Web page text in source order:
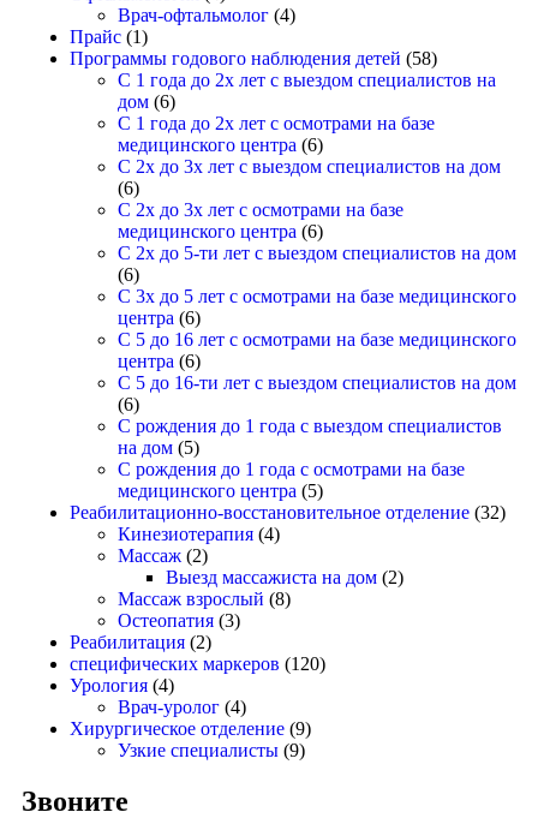
Врач-офтальмолог (4)
Прайс (1)
Программы годового наблюдения детей (58)
С 1 года до 2х лет с выездом специалистов на
дом (6)
С 1 года до 2х лет с осмотрами на базе
медицинского центра (6)
С 2х до 3х лет с выездом специалистов на дом
(6)
С 2х до 3х лет с осмотрами на базе
медицинского центра (6)
С 2х до 5-ти лет с выездом специалистов на дом
(6)
С 3х до 5 лет с осмотрами на базе медицинского
центра (6)
С 5 до 16 лет с осмотрами на базе медицинского
центра (6)
С 5 до 16-ти лет с выездом специалистов на дом
(6)
С рождения до 1 года с выездом специалистов
на дом (5)
С рождения до 1 года с осмотрами на базе
медицинского центра (5)
Реабилитационно-восстановительное отделение (32)
Кинезиотерапия (4)
Массаж (2)
Выезд массажиста на дом (2)
Массаж взрослый (8)
Остеопатия (3)
Реабилитация (2)
специфических маркеров (120)
Урология (4)
Врач-уролог (4)
Хирургическое отделение (9)
Узкие специалисты (9)
Звоните